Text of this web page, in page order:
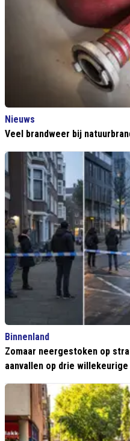
Nieuws
Veel brandweer bij
Binnenland
Zomaar neergestoken op
aanvallen op drie